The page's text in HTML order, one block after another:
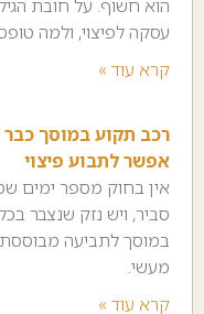
הוא חשוף. על חובת
עסקה לפיצוי, ולמה
קרא עוד »
רכב תקוע במוסך
אפשר לתבוע פיצוי
אין בחוק מספר ימים
סביר, ויש נזק שנצבר
במוסך לתביעה
מעשי.
קרא עוד »